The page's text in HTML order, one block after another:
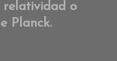
o
Planck.